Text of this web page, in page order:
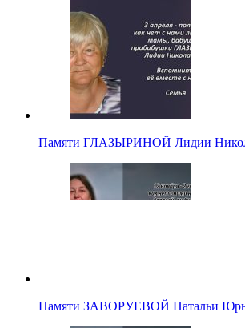
Памяти ГЛАЗЫРИНОЙ Лидии
Памяти ЗАВОРУЕВОЙ Натальи